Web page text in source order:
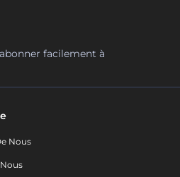
facilement à
Nous